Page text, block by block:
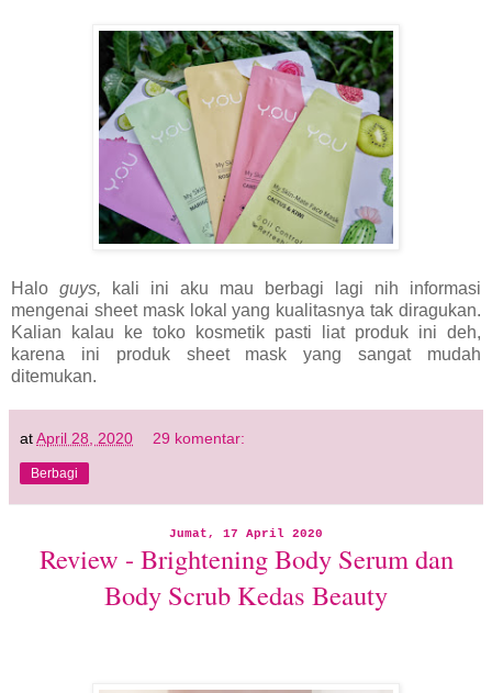
Halo guys, kali ini aku mau berbagi lagi nih informasi
mengenai sheet mask lokal yang kualitasnya tak diragukan.
Kalian kalau ke toko kosmetik pasti liat produk ini deh,
karena ini produk sheet mask yang sangat mudah
ditemukan.
atApril 28, 2020 29 komentar:
Berbagi
Jumat, 17 April 2020
Review - Brightening Body Serum dan
Body Scrub Kedas Beauty